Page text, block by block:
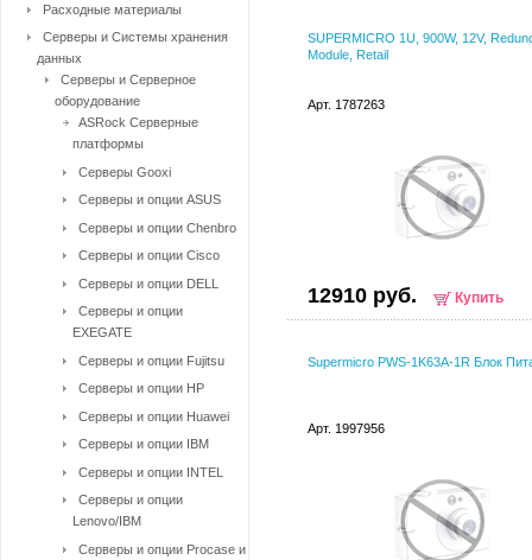
SUPERMICRO 1U, 900W, 12V,
Module, Retail
Арт. 1787263
12910 руб. Купить
Supermicro PWS-1K63A-1R Блок
Арт. 1997956
Расходные материалы
Серверы и Системы хранения
данных
Серверы и Серверное
оборудование
ASRock Серверные
платформы
Серверы Gooxi
Серверы и опции ASUS
Серверы и опции Chenbro
Серверы и опции Cisco
Серверы и опции DELL
Серверы и опции
EXEGATE
Серверы и опции Fujitsu
Серверы и опции HP
Серверы и опции Huawei
Серверы и опции IBM
Серверы и опции INTEL
Серверы и опции
Lenovo/IBM
Серверы и опции Procase и